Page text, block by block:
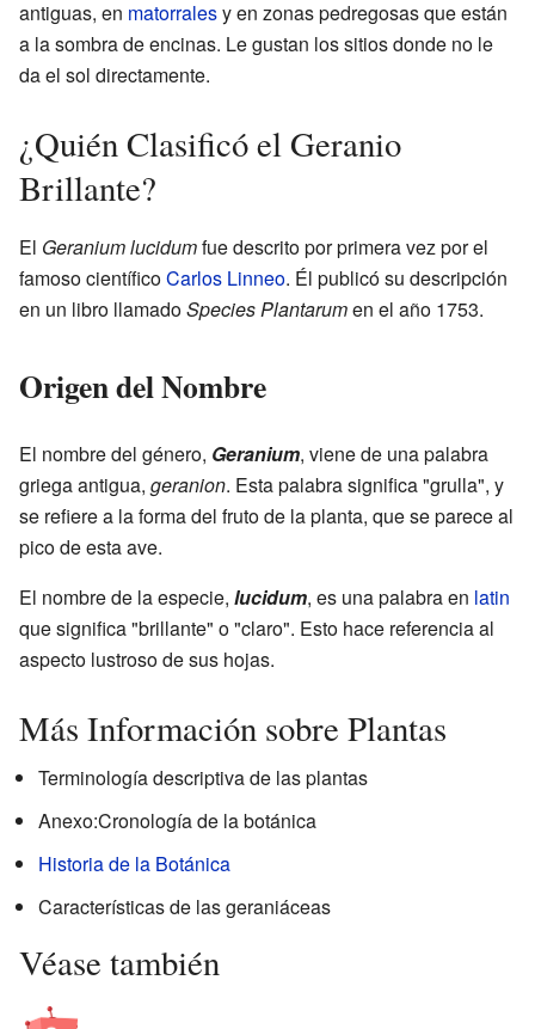
antiguas, en matorralesy en zonas pedregosas que están
a la sombra de encinas. Le gustan los sitios donde no le
da el sol directamente.
¿Quién Clasificó el Geranio
Brillante?
El Geranium lucidumfue descrito por primera vez por el
famoso científicoCarlos Linneo. Él publicó su descripción
en un libro llamadoSpecies Plantarumen el año 1753.
Origen del Nombre
El nombre del género, Geranium, viene de una palabra
griega antigua, geranion. Esta palabra significa "grulla", y
se refiere a la forma del fruto de la planta, que se parece al
pico de esta ave.
El nombre de la especie, lucidum, es una palabra en latin
que significa "brillante" o "claro". Esto hace referencia al
aspecto lustroso de sus hojas.
Más Información sobre Plantas
Terminología descriptiva de las plantas
Anexo:Cronología de la botánica
Historia de la Botánica
Características de las geraniáceas
Véase también